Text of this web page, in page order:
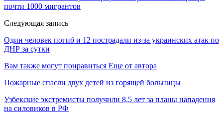
почти 1000 мигрантов
Следующая запись
Один человек погиб и 12 пострадали из-за украинских атак по
ДНР за сутки
Вам также могут понравиться Еще от автора
Пожарные спасли двух детей из горящей больницы
Узбекские экстремисты получили 8,5 лет за планы нападения
на силовиков в РФ